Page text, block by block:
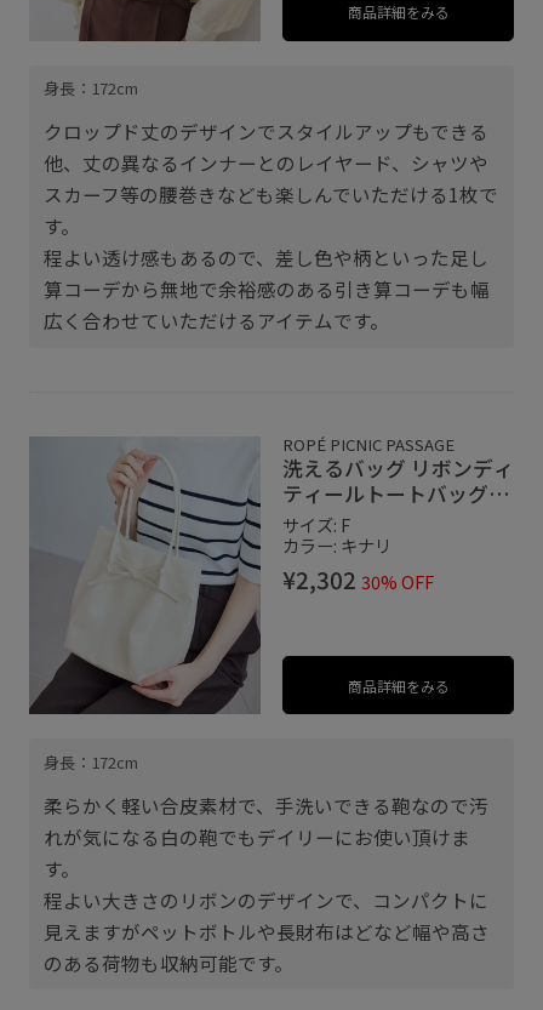
商品詳細をみる
身長：172cm
クロップド丈のデザインでスタイルアップもできる
他、丈の異なるインナーとのレイヤード、シャツや
スカーフ等の腰巻きなども楽しんでいただける1枚で
す。
程よい透け感もあるので、差し色や柄といった足し
算コーデから無地で余裕感のある引き算コーデも幅
広く合わせていただけるアイテムです。
ROPÉ PICNIC PASSAGE
洗えるバッグ リボンディ
ティールトートバッグ/
イージーケア
サイズ: F
カラー: キナリ
¥2,302 30% OFF
商品詳細をみる
身長：172cm
柔らかく軽い合皮素材で、手洗いできる鞄なので汚
れが気になる白の鞄でもデイリーにお使い頂けま
す。
程よい大きさのリボンのデザインで、コンパクトに
見えますがペットボトルや長財布はどなど幅や高さ
のある荷物も収納可能です。